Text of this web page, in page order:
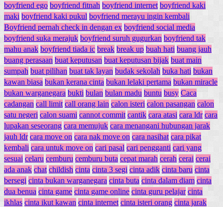
boyfriend ego boyfriend fitnah boyfriend internet boyfriend kaki
maki boyfriend kaki pukul boyfriend merayu ingin kembali
Boyfriend pernah check in dengan ex boyfriend social media
boyfriend suka merajuk boyfriend suruh gugurkan boyfriend tak
mahu anak boyfriend tiada ic break break up buah hati buang jauh
buang perasaan buat keputusan buat keputusan bijak buat main
sumpah buat pilihan buat tak layan budak sekolah buka hati bukan
kawan biasa bukan kerana cinta bukan lelaki pertama bukan miracle
bukan warganegara bukti bulan bulan madu buntu busy Caca
cadangan call limit call orang lain calon isteri calon pasangan calon
satu negeri calon suami cannot commit cantik cara atasi cara ldr cara
lupakan seseorang cara memujuk cara menangani hubungan jarak
jauh ldr cara move on cara nak move on cara nasihat cara pikat
kembali cara untuk move on cari pasal cari pengganti cari yang
sesuai celaru cemburu cemburu buta cepat marah cerah cerai cerai
ada anak chat childish cinta cinta 3 segi cinta adik cinta baru cinta
bersegi cinta bukan warganegara cinta buta cinta dalam diam cinta
dua benua cinta game cinta game online cinta guru pelajar cinta
ikhlas cinta ikut kawan cinta internet cinta isteri orang cinta jarak